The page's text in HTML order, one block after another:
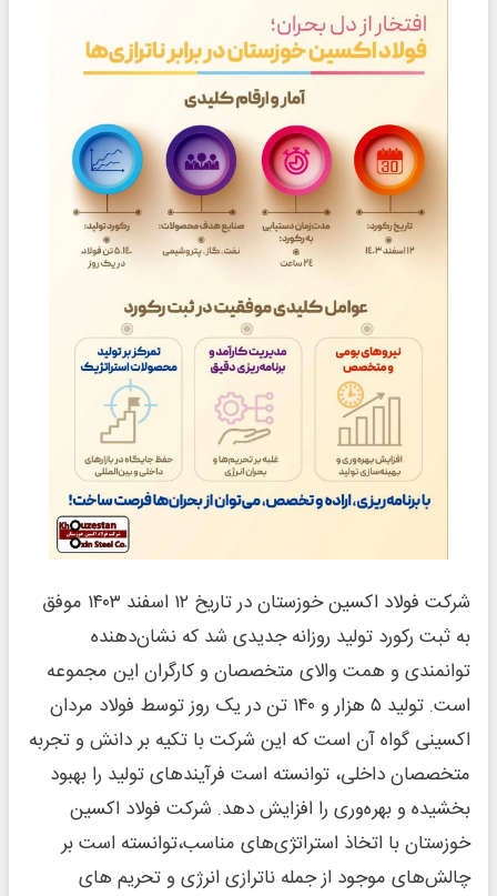
شرکت فولاد اکسین خوزستان در تاریخ ۱۲ اسفند ۱۴۰۳ موفق
به ثبت رکورد تولید روزانه جدیدی شد که نشان‌دهنده
توانمندی و همت والای متخصصان و کارگران این مجموعه
است. تولید ۵ هزار و ۱۴۰ تن در یک روز توسط فولاد مردان
اکسینی گواه آن است که این شرکت با تکیه بر دانش و تجربه
متخصصان داخلی، توانسته است فرآیندهای تولید را بهبود
بخشیده و بهره‌وری را افزایش دهد. شرکت فولاد اکسین
خوزستان با اتخاذ استراتژی‌های مناسب،توانسته است بر
چالش‌های موجود از جمله ناترازی انرژی و تحریم های